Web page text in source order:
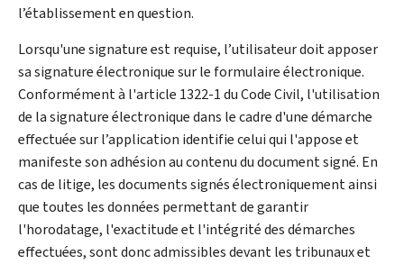
l’établissement en question.
Lorsqu'une signature est requise, l’utilisateur doit apposer
sa signature électronique sur le formulaire électronique.
Conformément à l'article 1322-1 du Code Civil, l'utilisation
de la signature électronique dans le cadre d'une démarche
effectuée sur l’application identifie celui qui l'appose et
manifeste son adhésion au contenu du document signé. En
cas de litige, les documents signés électroniquement ainsi
que toutes les données permettant de garantir
l'horodatage, l'exactitude et l'intégrité des démarches
effectuées, sont donc admissibles devant les tribunaux et